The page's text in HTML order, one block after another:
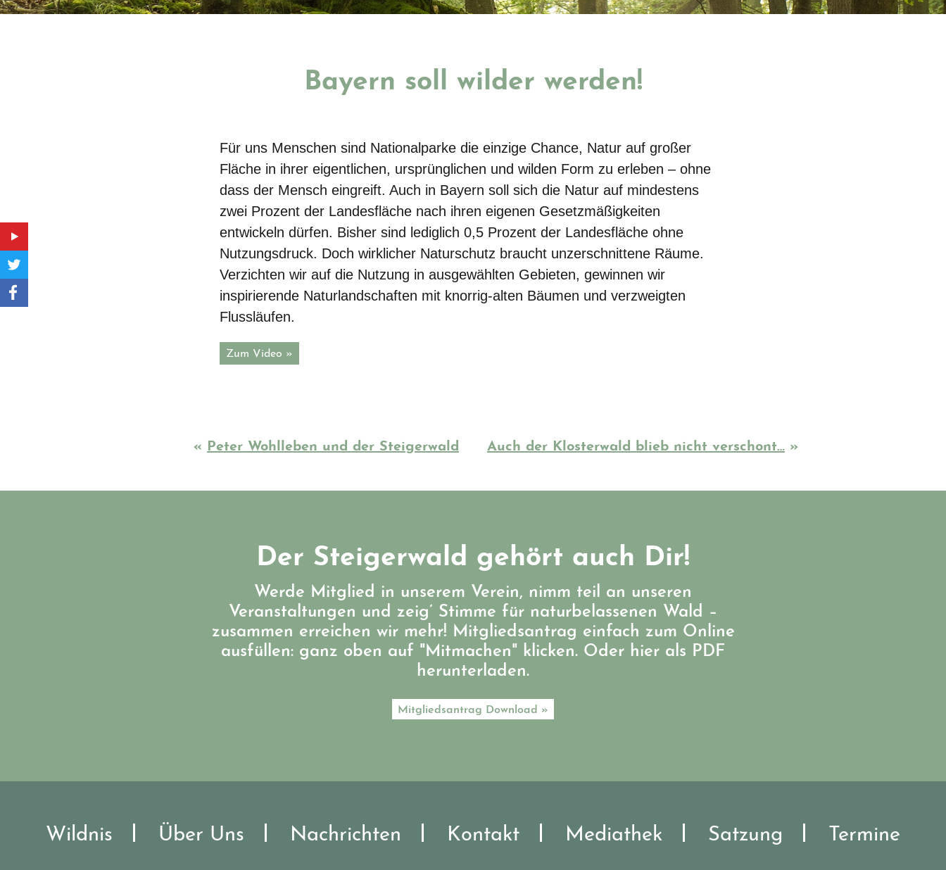
Bayern soll wilder werden!
Für uns Menschen sind Nationalparke die einzige Chance, Natur auf großer
Fläche in ihrer eigentlichen, ursprünglichen und wilden Form zu erleben – ohne
dass der Mensch eingreift. Auch in Bayern soll sich die Natur auf mindestens
zwei Prozent der Landesfläche nach ihren eigenen Gesetzmäßigkeiten
entwickeln dürfen. Bisher sind lediglich 0,5 Prozent der Landesfläche ohne
Nutzungsdruck. Doch wirklicher Naturschutz braucht unzerschnittene Räume.
Verzichten wir auf die Nutzung in ausgewählten Gebieten, gewinnen wir
inspirierende Naturlandschaften mit knorrig-alten Bäumen und verzweigten
Flussläufen.
Zum Video »
« Peter Wohlleben und der Steigerwald Auch der Klosterwald blieb nicht verschont… »
Der Steigerwald gehört auch Dir!
Werde Mitglied in unserem Verein, nimm teil an unseren
Veranstaltungen und zeig’ Stimme für naturbelassenen Wald –
zusammen erreichen wir mehr! Mitgliedsantrag einfach zum Online
ausfüllen: ganz oben auf "Mitmachen" klicken. Oder hier als PDF
herunterladen.
Mitgliedsantrag Download »
Wildnis Über Uns Nachrichten Kontakt Mediathek Satzung Termine